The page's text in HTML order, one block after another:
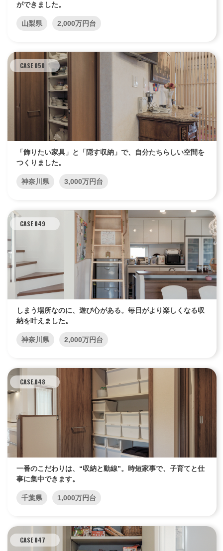
ができました。
山梨県 2,000万円台
CASE 050
「飾りたい家具」と「隠す収納」で、自分たちらしい空間を
つくりました。
神奈川県 3,000万円台
CASE 049
しまう場所なのに、遊び心がある。毎日がより楽しくなる収
納を叶えました。
神奈川県 2,000万円台
CASE 048
一番のこだわりは、“収納と動線”。時短家事で、子育てと仕
事に集中できます。
千葉県 1,000万円台
CASE 047